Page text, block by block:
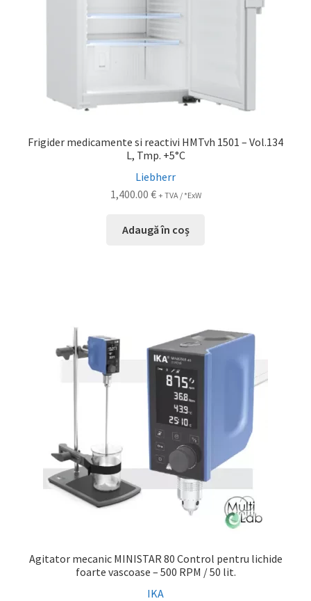
Frigider medicamente si reactivi HMTvh 1501 – Vol.134
L, Tmp. +5°C
Liebherr
1,400.00 € + TVA / *ExW
Adaugă în coș
Agitator mecanic MINISTAR 80 Control pentru lichide
foarte vascoase – 500 RPM / 50 lit.
IKA